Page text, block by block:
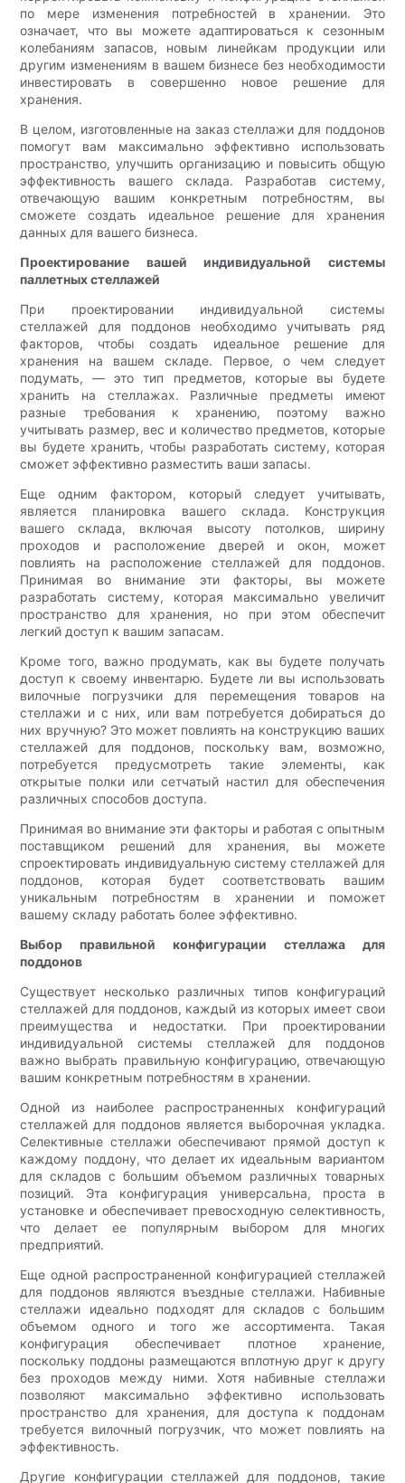
по мере изменения потребностей в хранении. Это
означает, что вы можете адаптироваться к сезонным
колебаниям запасов, новым линейкам продукции или
другим изменениям в вашем бизнесе без необходимости
инвестировать в совершенно новое решение для
хранения.
В целом, изготовленные на заказ стеллажи для поддонов
помогут вам максимально эффективно использовать
пространство, улучшить организацию и повысить общую
эффективность вашего склада. Разработав систему,
отвечающую вашим конкретным потребностям, вы
сможете создать идеальное решение для хранения
данных для вашего бизнеса.
Проектирование вашей индивидуальной системы
паллетных стеллажей
При проектировании индивидуальной системы
стеллажей для поддонов необходимо учитывать ряд
факторов, чтобы создать идеальное решение для
хранения на вашем складе. Первое, о чем следует
подумать, — это тип предметов, которые вы будете
хранить на стеллажах. Различные предметы имеют
разные требования к хранению, поэтому важно
учитывать размер, вес и количество предметов, которые
вы будете хранить, чтобы разработать систему, которая
сможет эффективно разместить ваши запасы.
Еще одним фактором, который следует учитывать,
является планировка вашего склада. Конструкция
вашего склада, включая высоту потолков, ширину
проходов и расположение дверей и окон, может
повлиять на расположение стеллажей для поддонов.
Принимая во внимание эти факторы, вы можете
разработать систему, которая максимально увеличит
пространство для хранения, но при этом обеспечит
легкий доступ к вашим запасам.
Кроме того, важно продумать, как вы будете получать
доступ к своему инвентарю. Будете ли вы использовать
вилочные погрузчики для перемещения товаров на
стеллажи и с них, или вам потребуется добираться до
них вручную? Это может повлиять на конструкцию ваших
стеллажей для поддонов, поскольку вам, возможно,
потребуется предусмотреть такие элементы, как
открытые полки или сетчатый настил для обеспечения
различных способов доступа.
Принимая во внимание эти факторы и работая с опытным
поставщиком решений для хранения, вы можете
спроектировать индивидуальную систему стеллажей для
поддонов, которая будет соответствовать вашим
уникальным потребностям в хранении и поможет
вашему складу работать более эффективно.
Выбор правильной конфигурации стеллажа для
поддонов
Существует несколько различных типов конфигураций
стеллажей для поддонов, каждый из которых имеет свои
преимущества и недостатки. При проектировании
индивидуальной системы стеллажей для поддонов
важно выбрать правильную конфигурацию, отвечающую
вашим конкретным потребностям в хранении.
Одной из наиболее распространенных конфигураций
стеллажей для поддонов является выборочная укладка.
Селективные стеллажи обеспечивают прямой доступ к
каждому поддону, что делает их идеальным вариантом
для складов с большим объемом различных товарных
позиций. Эта конфигурация универсальна, проста в
установке и обеспечивает превосходную селективность,
что делает ее популярным выбором для многих
предприятий.
Еще одной распространенной конфигурацией стеллажей
для поддонов являются въездные стеллажи. Набивные
стеллажи идеально подходят для складов с большим
объемом одного и того же ассортимента. Такая
конфигурация обеспечивает плотное хранение,
поскольку поддоны размещаются вплотную друг к другу
без проходов между ними. Хотя набивные стеллажи
позволяют максимально эффективно использовать
пространство для хранения, для доступа к поддонам
требуется вилочный погрузчик, что может повлиять на
эффективность.
Другие конфигурации стеллажей для поддонов, такие